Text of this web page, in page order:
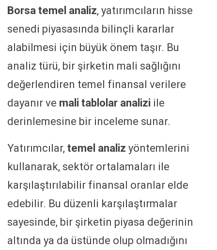
Borsa temel analiz, yatırımcıların hisse
senedi piyasasında bilinçli kararlar
alabilmesi için büyük önem taşır. Bu
analiz türü, bir şirketin mali sağlığını
değerlendiren temel finansal verilere
dayanır ve mali tablolar analizi ile
derinlemesine bir inceleme sunar.
Yatırımcılar, temel analiz yöntemlerini
kullanarak, sektör ortalamaları ile
karşılaştırılabilir finansal oranlar elde
edebilir. Bu düzenli karşılaştırmalar
sayesinde, bir şirketin piyasa değerinin
altında ya da üstünde olup olmadığını